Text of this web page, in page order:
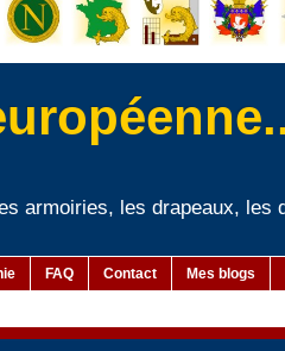
armoiries, les drapeaux, les
FAQ Contact Mes blogs